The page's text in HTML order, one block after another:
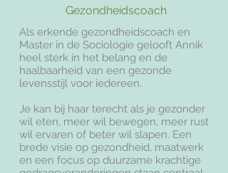
Gezondheidscoach
Als erkende gezondheidscoach en
Master in de Sociologie gelooft Annik
heel sterk in het belang en de
haalbaarheid van een gezonde
levensstijl voor iedereen.
Je kan bij haar terecht als je gezonder
wil eten, meer wil bewegen, meer rust
wil ervaren of beter wil slapen. Een
brede visie op gezondheid, maatwerk
en een focus op duurzame krachtige